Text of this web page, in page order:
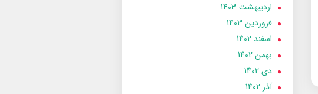
ارديبهشت 1403
فروردین 1403
اسفند 1402
بهمن 1402
دی 1402
آذر 1402